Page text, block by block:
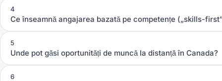
4
Ce înseamnă angajarea bazată pe competențe („skills-
5
Unde pot găsi oportunități de muncă la distanță în Canada?
6